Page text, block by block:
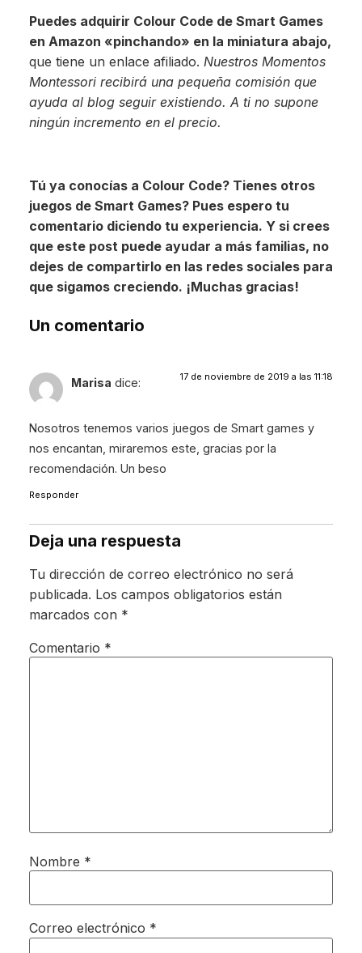
Puedes adquirir Colour Code de Smart Games
en Amazon «pinchando» en la miniatura abajo,
que tiene un enlace afiliado. Nuestros Momentos
Montessori recibirá una pequeña comisión que
ayuda al blog seguir existiendo. A ti no supone
ningún incremento en el precio.
Tú ya conocías a Colour Code? Tienes otros
juegos de Smart Games? Pues espero tu
comentario diciendo tu experiencia. Y si crees
que este post puede ayudar a más familias, no
dejes de compartirlo en las redes sociales para
que sigamos creciendo. ¡Muchas gracias!
Un comentario
Marisa dice: 17 de noviembre de 2019 a las 11:18
Nosotros tenemos varios juegos de Smart games y
nos encantan, miraremos este, gracias por la
recomendación. Un beso
Responder
Deja una respuesta
Tu dirección de correo electrónico no será
publicada. Los campos obligatorios están
marcados con *
Comentario *
Nombre *
Correo electrónico *